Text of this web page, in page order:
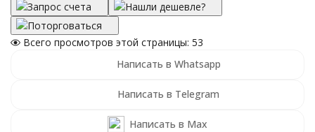
Запрос счета
Нашли дешевле?
Поторговаться
Всего просмотров этой страницы: 53
Написать в Whatsapp
Написать в Telegram
Написать в Max